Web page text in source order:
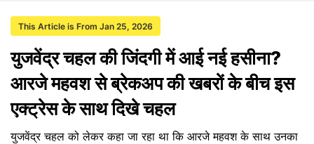
This Article is From Jan 25, 2026
युजवेंद्र चहल की जिंदगी में आई नई हसीना?
आरजे महवश से ब्रेकअप की खबरों के बीच इस
एक्ट्रेस के साथ दिखे चहल
युजवेंद्र चहल को लेकर कहा जा रहा था कि आरजे महवश के साथ उनका